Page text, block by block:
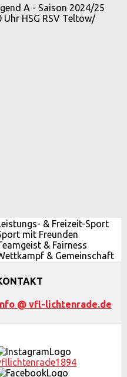
A - Saison 2024/25
HSG RSV Teltow/
& Freizeit-Sport
mit Freunden
& Fairness
& Gemeinschaft
@ vfl-lichtenrade.de